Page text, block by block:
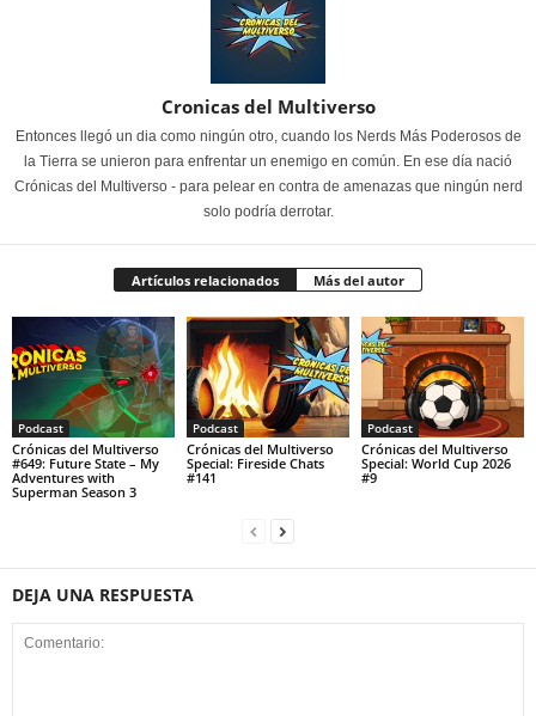
Cronicas del Multiverso
Entonces llegó un dia como ningún otro, cuando los Nerds Más Poderosos de
la Tierra se unieron para enfrentar un enemigo en común. En ese día nació
Crónicas del Multiverso - para pelear en contra de amenazas que ningún nerd
solo podría derrotar.
Artículos relacionados Más del autor
Podcast
Crónicas del Multiverso
#649: Future State – My
Adventures with
Superman Season 3
Podcast
Crónicas del Multiverso
Special: Fireside Chats
#141
Podcast
Crónicas del Multiverso
Special: World Cup 2026
#9
DEJA UNA RESPUESTA